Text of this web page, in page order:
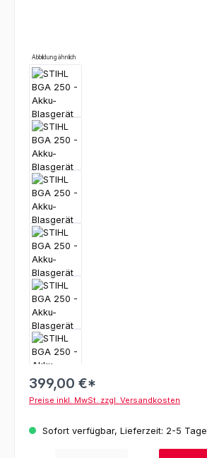
Abbildung ähnlich
399,00 €*
Preise inkl. MwSt. zzgl. Versandkosten
Sofort verfügbar, Lieferzeit: 2-5 Tage